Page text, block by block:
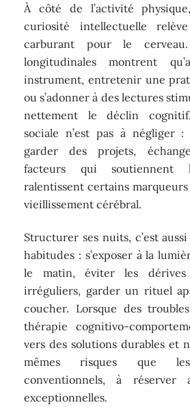
À côté de l’activité
curiosité intellectuelle
carburant pour le
longitudinales montrent
instrument, entretenir une
ou s’adonner à des lectures
nettement le déclin
sociale n’est pas à négliger :
garder des projets,
facteurs qui
ralentissent certains
vieillissement cérébral.
Structurer ses nuits, c’est
habitudes : s’exposer à la
le matin, éviter les dérives
irréguliers, garder un rituel
coucher. Lorsque des
thérapie cognitivo-
vers des solutions durables et
mêmes risques que les
conventionnels, à réserver
exceptionnelles.